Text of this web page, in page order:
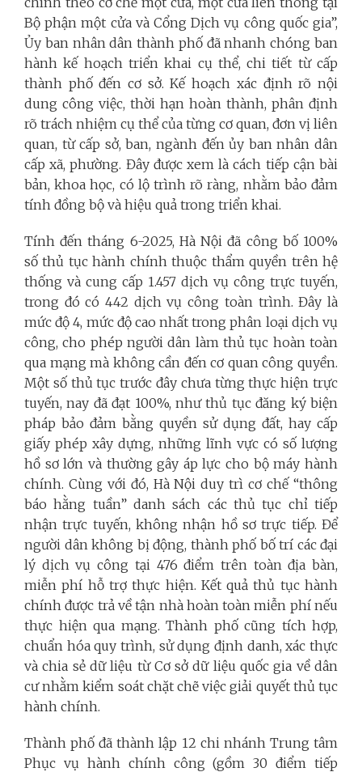
Bộ phận một cửa và Cổng Dịch vụ công quốc gia”,
Ủy ban nhân dân thành phố đã nhanh chóng ban
hành kế hoạch triển khai cụ thể, chi tiết từ cấp
thành phố đến cơ sở. Kế hoạch xác định rõ nội
dung công việc, thời hạn hoàn thành, phân định
rõ trách nhiệm cụ thể của từng cơ quan, đơn vị liên
quan, từ cấp sở, ban, ngành đến ủy ban nhân dân
cấp xã, phường. Đây được xem là cách tiếp cận bài
bản, khoa học, có lộ trình rõ ràng, nhằm bảo đảm
tính đồng bộ và hiệu quả trong triển khai.
Tính đến tháng 6-2025, Hà Nội đã công bố 100%
số thủ tục hành chính thuộc thẩm quyền trên hệ
thống và cung cấp 1.457 dịch vụ công trực tuyến,
trong đó có 442 dịch vụ công toàn trình. Đây là
mức độ 4, mức độ cao nhất trong phân loại dịch vụ
công, cho phép người dân làm thủ tục hoàn toàn
qua mạng mà không cần đến cơ quan công quyền.
Một số thủ tục trước đây chưa từng thực hiện trực
tuyến, nay đã đạt 100%, như thủ tục đăng ký biện
pháp bảo đảm bằng quyền sử dụng đất, hay cấp
giấy phép xây dựng, những lĩnh vực có số lượng
hồ sơ lớn và thường gây áp lực cho bộ máy hành
chính. Cùng với đó, Hà Nội duy trì cơ chế “thông
báo hằng tuần” danh sách các thủ tục chỉ tiếp
nhận trực tuyến, không nhận hồ sơ trực tiếp. Để
người dân không bị động, thành phố bố trí các đại
lý dịch vụ công tại 476 điểm trên toàn địa bàn,
miễn phí hỗ trợ thực hiện. Kết quả thủ tục hành
chính được trả về tận nhà hoàn toàn miễn phí nếu
thực hiện qua mạng. Thành phố cũng tích hợp,
chuẩn hóa quy trình, sử dụng định danh, xác thực
và chia sẻ dữ liệu từ Cơ sở dữ liệu quốc gia về dân
cư nhằm kiểm soát chặt chẽ việc giải quyết thủ tục
hành chính.
Thành phố đã thành lập 12 chi nhánh Trung tâm
Phục vụ hành chính công (gồm 30 điểm tiếp